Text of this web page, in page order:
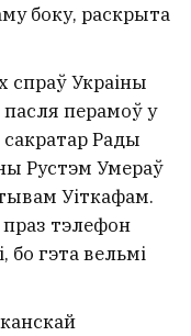
боку, раскрыта
спраў Украіны
перамоў у
сакратар Рады
Рустэм Умераў
Уіткафам.
тэлефон
бо гэта вельмі
5